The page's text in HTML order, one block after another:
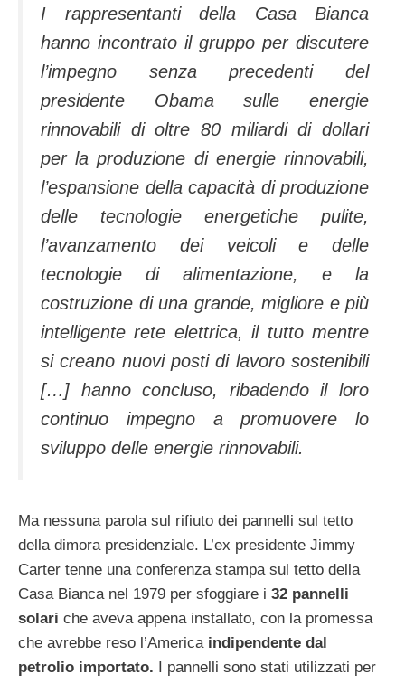
I rappresentanti della Casa Bianca
hanno incontrato il gruppo per discutere
l’impegno senza precedenti del
presidente Obama sulle energie
rinnovabili di oltre 80 miliardi di dollari
per la produzione di energie rinnovabili,
l’espansione della capacità di produzione
delle tecnologie energetiche pulite,
l’avanzamento dei veicoli e delle
tecnologie di alimentazione, e la
costruzione di una grande, migliore e più
intelligente rete elettrica, il tutto mentre
si creano nuovi posti di lavoro sostenibili
[…] hanno concluso, ribadendo il loro
continuo impegno a promuovere lo
sviluppo delle energie rinnovabili.
Ma nessuna parola sul rifiuto dei pannelli sul tetto
della dimora presidenziale. L’ex presidente Jimmy
Carter tenne una conferenza stampa sul tetto della
Casa Bianca nel 1979 per sfoggiare i 32 pannelli
solari che aveva appena installato, con la promessa
che avrebbe reso l’America indipendente dal
petrolio importato. I pannelli sono stati utilizzati per